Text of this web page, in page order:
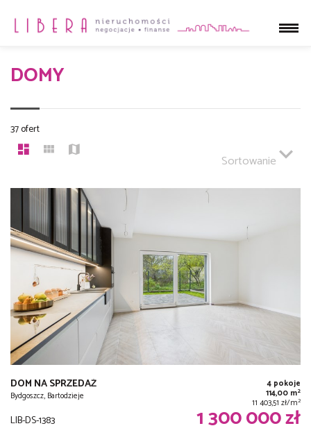
DOMY
37 ofert
Sortowanie
DOM NA SPRZEDAŻ
Bydgoszcz, Bartodzieje
4 pokoje
114,00 m2
11 403,51 zł/m2
LIB-DS-1383 1 300 000 zł